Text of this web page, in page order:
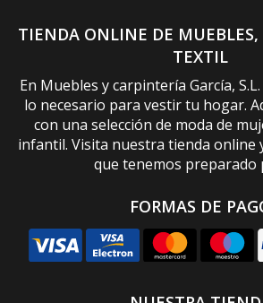
TIENDA ONLINE DE MUEBLES,
TEXTIL
En Muebles y carpintería García,
lo necesario para vestir tu hogar.
con una selección de moda de
infantil. Visita nuestra tienda online
que tenemos preparado
FORMAS DE